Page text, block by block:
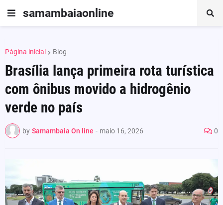
samambaiaonline
Página inicial Blog
Brasília lança primeira rota turística
com ônibus movido a hidrogênio
verde no país
by Samambaia On line - maio 16, 2026 0